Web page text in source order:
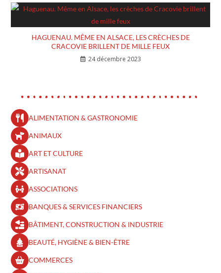
HAGUENAU. MÊME EN ALSACE, LES CRÈCHES DE
CRACOVIE BRILLENT DE MILLE FEUX
24 décembre 2023
ALIMENTATION & GASTRONOMIE
ANIMAUX
ART ET CULTURE
ARTISANAT
ASSOCIATIONS
BANQUES & SERVICES FINANCIERS
BÂTIMENT, CONSTRUCTION & INDUSTRIE
BEAUTÉ, HYGIÈNE & BIEN-ÊTRE​
COMMERCES